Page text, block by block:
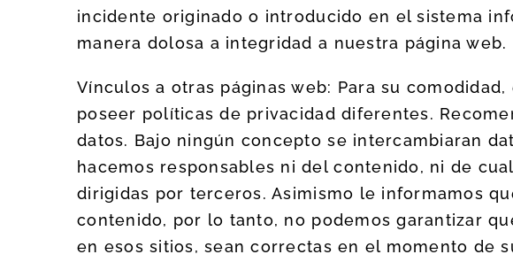
incidente originado o introducido en el sistema
manera dolosa a integridad a nuestra página web.
Vínculos a otras páginas web: Para su
poseer políticas de privacidad diferentes.
datos. Bajo ningún concepto se intercambiaran
hacemos responsables ni del contenido, ni de
dirigidas por terceros. Asimismo le informamos
contenido, por lo tanto, no podemos garantizar
en esos sitios, sean correctas en el momento de